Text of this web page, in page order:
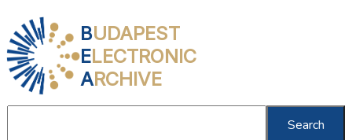
BUDAPEST
ELECTRONIC
ARCHIVE
Search